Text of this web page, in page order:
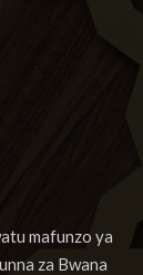
mafunzo ya
za Bwana